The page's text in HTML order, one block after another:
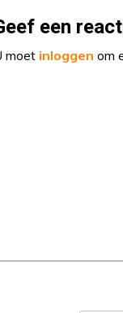
een
moet inloggen om